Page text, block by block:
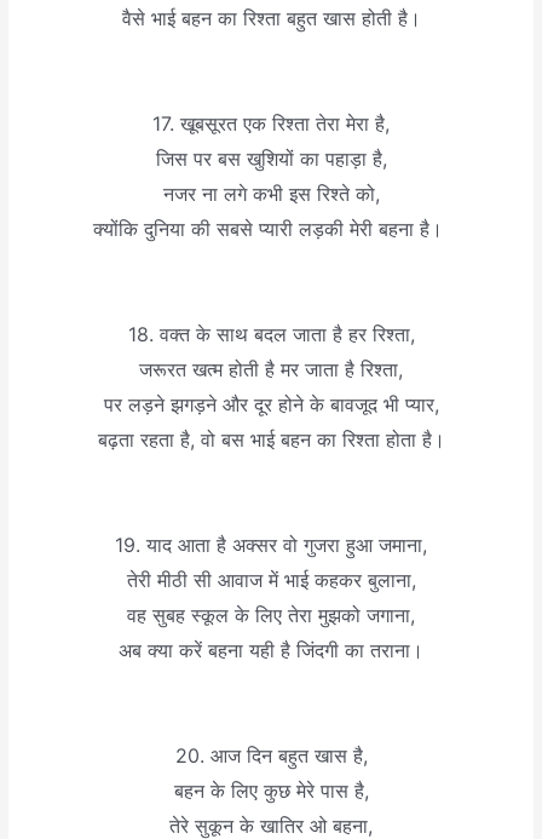
वैसे भाई बहन का रिश्ता बहुत खास होती है।
17. खूबसूरत एक रिश्ता तेरा मेरा है,
जिस पर बस खुशियों का पहाड़ा है,
नजर ना लगे कभी इस रिश्ते को,
क्योंकि दुनिया की सबसे प्यारी लड़की मेरी बहना है।
18. वक्त के साथ बदल जाता है हर रिश्ता,
जरूरत खत्म होती है मर जाता है रिश्ता,
पर लड़ने झगड़ने और दूर होने के बावजूद भी प्यार,
बढ़ता रहता है, वो बस भाई बहन का रिश्ता होता है।
19. याद आता है अक्सर वो गुजरा हुआ जमाना,
तेरी मीठी सी आवाज में भाई कहकर बुलाना,
वह सुबह स्कूल के लिए तेरा मुझको जगाना,
अब क्या करें बहना यही है जिंदगी का तराना।
20. आज दिन बहुत खास है,
बहन के लिए कुछ मेरे पास है,
तेरे सुकून के खातिर ओ बहना,